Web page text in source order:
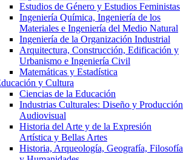
Estudios de Género y Estudios Feministas
Ingeniería Química, Ingeniería de los
Materiales e Ingeniería del Medio Natural
Ingeniería de la Organización Industrial
Arquitectura, Construcción, Edificación y
Urbanismo e Ingeniería Civil
Matemáticas y Estadística
y Cultura
Ciencias de la Educación
Industrias Culturales: Diseño y Producción
Audiovisual
Historia del Arte y de la Expresión
Artística y Bellas Artes
Historia, Arqueología, Geografía, Filosofía